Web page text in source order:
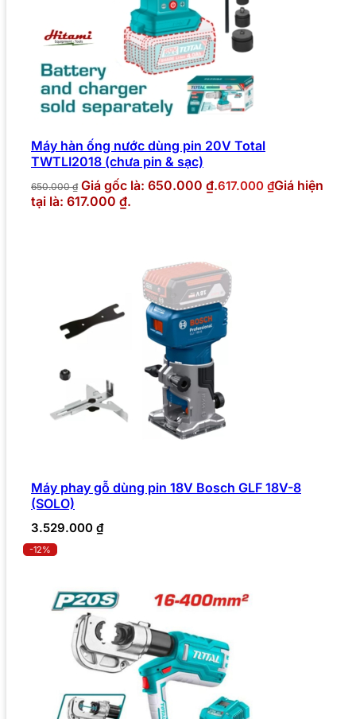
Máy hàn ống nước dùng pin 20V Total
TWTLI2018 (chưa pin & sạc)
650.000₫ Giá gốc là: 650.000 ₫.617.000 ₫Giá hiện
tại là: 617.000 ₫.
Máy phay gỗ dùng pin 18V Bosch GLF 18V-8
(SOLO)
3.529.000 ₫
-12%